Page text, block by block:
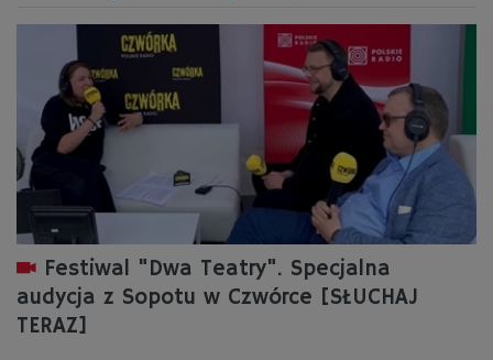
Festiwal "Dwa Teatry". Specjalna
audycja z Sopotu w Czwórce [SŁUCHAJ
TERAZ]